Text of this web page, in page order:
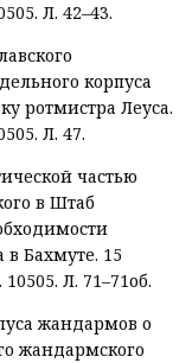
Л. 42–43.
корпуса
ротмистра Леуса.
Л. 47.
частью
в Штаб
Бахмуте. 15
Л. 71–71об.
жандармов о
жандармского